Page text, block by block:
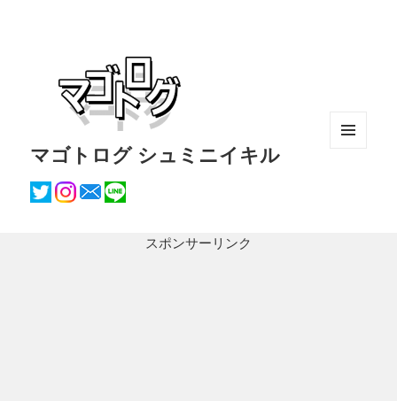
マゴトログ シュミニイキル
スポンサーリンク